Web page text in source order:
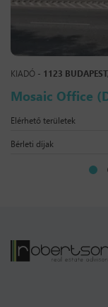
KIADÓ - 1123
Mosaic Office
Elérhető területek
Bérleti díjak